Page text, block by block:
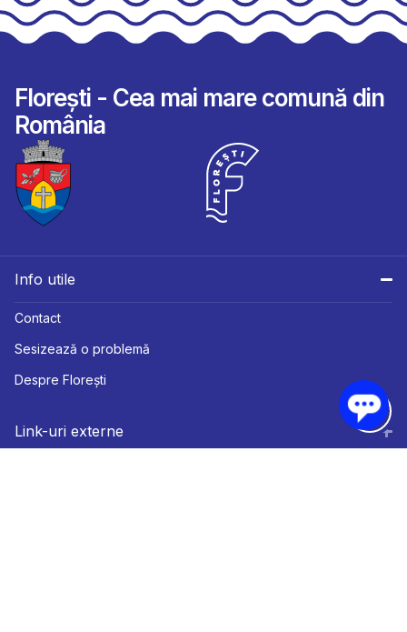
Florești - Cea mai mare comună din
România
Info utile
Contact
Sesizează o problemă
Despre Florești
Link-uri externe